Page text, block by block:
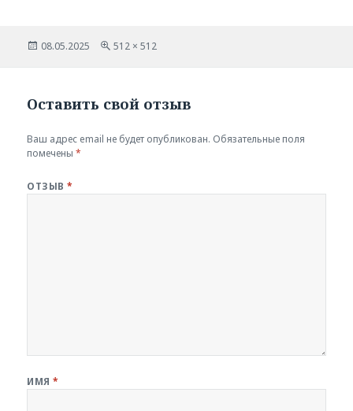
Опубликовано
08.05.2025
Полный
512 × 512
Оставить свой отзыв
Ваш адрес email не будет опубликован. Обязательные поля
помечены*
ОТЗЫВ*
ИМЯ*